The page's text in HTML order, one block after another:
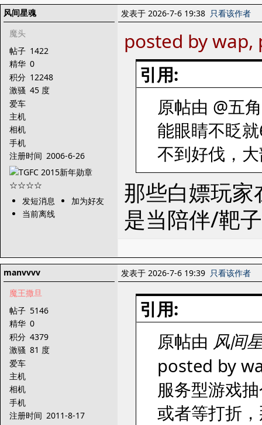
风间星魂
魔头
帖子 1422
精华 0
积分 12248
激骚 45 度
爱车
主机
相机
手机
注册时间 2006-6-26
发短消息
加为好友
当前离线
发表于 2026-7-6 19:38 只看该作者
posted by
引用:
原帖由 @五
能眼睛不眨
不到好伐，
那些白嫖玩
是当陪伴/靶
manvvvv
魔王撒旦
帖子 5146
精华 0
积分 4379
激骚 81 度
爱车
主机
相机
手机
注册时间 2011-8-17
发表于 2026-7-6 19:39 只看该作者
引用:
原帖由 风间
posted by
服务型游戏
或者等打折